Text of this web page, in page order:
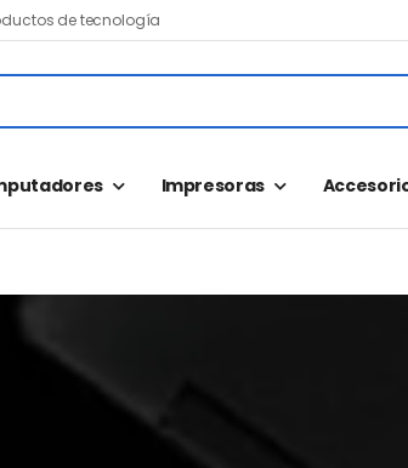
de tecnología
Impresoras